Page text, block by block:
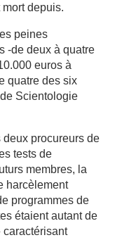
mort depuis.
peines
-de deux à quatre
euros à
quatre des six
Scientologie
deux procureurs de
tests de
membres, la
harcèlement
programmes de
étaient autant de
caractérisant